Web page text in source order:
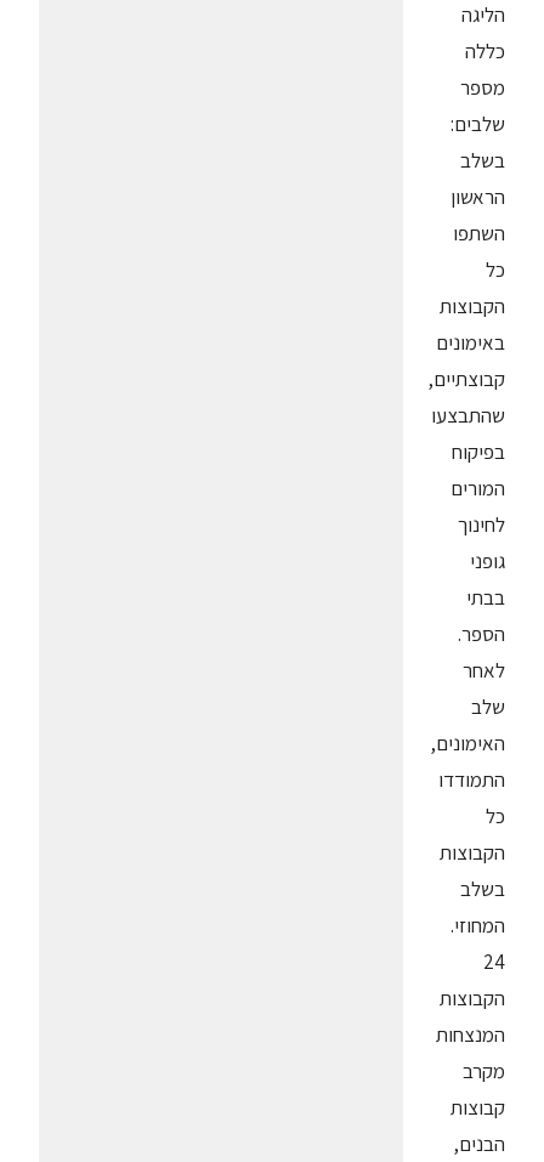
הליגה
כללה
מספר
שלבים:
בשלב
הראשון
השתפו
כל
הקבוצות
באימונים
קבוצתיים,
שהתבצעו
בפיקוח
המורים
לחינוך
גופני
בבתי
הספר.
לאחר
שלב
האימונים,
התמודדו
כל
הקבוצות
בשלב
המחוזי.
24
הקבוצות
המנצחות
מקרב
קבוצות
הבנים,